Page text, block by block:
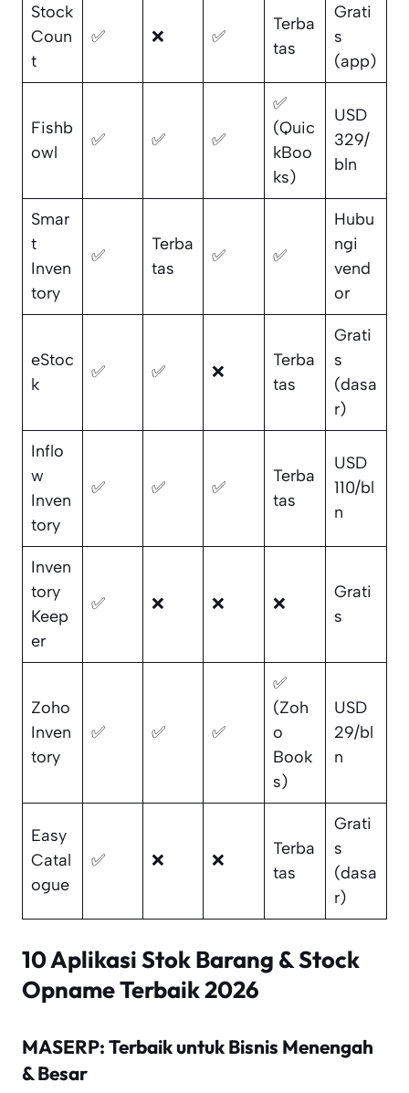
Stock
Coun
t
✅ ❌ ✅
Terba
tas
Grati
s
(app)
Fishb
owl
✅ ✅ ✅
✅
(Quic
kBoo
ks)
USD
329/
bln
Smar
t
Inven
tory
✅
Terba
tas
✅ ✅
Hubu
ngi
vend
or
eStoc
k
✅ ✅ ❌
Terba
tas
Grati
s
(dasa
r)
Inflo
w
Inven
tory
✅ ✅ ✅
Terba
tas
USD
110/bl
n
Inven
tory
Keep
er
✅ ❌ ❌ ❌
Grati
s
Zoho
Inven
tory
✅ ✅ ✅
✅
(Zoh
o
Book
s)
USD
29/bl
n
Easy
Catal
ogue
✅ ❌ ❌
Terba
tas
Grati
s
(dasa
r)
10 Aplikasi Stok Barang & Stock
Opname Terbaik 2026
MASERP: Terbaik untuk Bisnis Menengah
& Besar